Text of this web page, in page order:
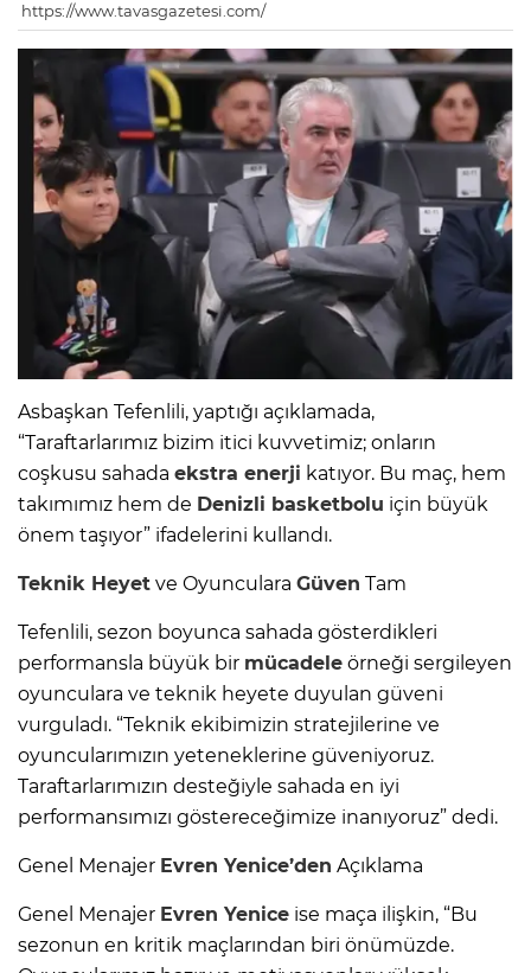
https://www.tavasgazetesi.com/
Asbaşkan Tefenlili, yaptığı açıklamada,
“Taraftarlarımız bizim itici kuvvetimiz; onların
coşkusu sahada ekstra enerji katıyor. Bu maç, hem
takımımız hem de Denizli basketbolu için büyük
önem taşıyor” ifadelerini kullandı.
Teknik Heyet ve Oyunculara Güven Tam
Tefenlili, sezon boyunca sahada gösterdikleri
performansla büyük bir mücadele örneği sergileyen
oyunculara ve teknik heyete duyulan güveni
vurguladı. “Teknik ekibimizin stratejilerine ve
oyuncularımızın yeteneklerine güveniyoruz.
Taraftarlarımızın desteğiyle sahada en iyi
performansımızı göstereceğimize inanıyoruz” dedi.
Genel Menajer Evren Yenice’den Açıklama
Genel Menajer Evren Yenice ise maça ilişkin, “Bu
sezonun en kritik maçlarından biri önümüzde.